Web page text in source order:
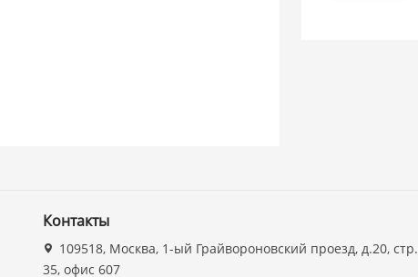
Контакты
109518, Москва, 1-ый Грайвороновский проезд, д.20, стр.
35, офис 607